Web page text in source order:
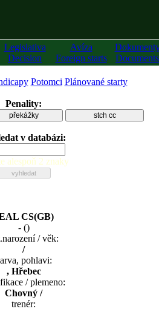
Legislativa
Decision
Avíza
Foreign starts
Documents
Potomci Plánované starty
Penality:
překážky stch cc
v databázi:
alespoň 2 znaky
CS(GB)
-()
/ věk:
/
pohlavi:
, Hřebec
/ plemeno:
Chovný /
trenér: